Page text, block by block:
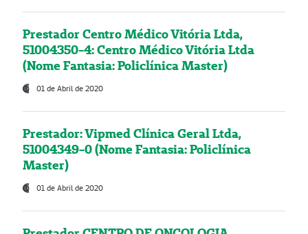
Prestador Centro Médico Vitória Ltda,
51004350-4: Centro Médico Vitória Ltda
(Nome Fantasia: Policlínica Master)
01 de Abril de 2020
Prestador: Vipmed Clínica Geral Ltda,
51004349-0 (Nome Fantasia: Policlínica
Master)
01 de Abril de 2020